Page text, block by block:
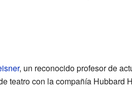
, un reconocido profesor de
teatro con la compañía Hubbard